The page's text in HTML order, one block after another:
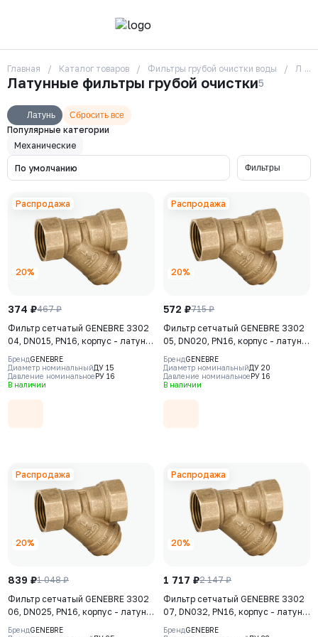
О компании
Контакты
Отзывы
Сотрудники
Вакансии
Доставка
Оплата
Вопрос-ответ
Гарантии
Новости
Реквизиты
+7 (495) 215-24-81zakaz325@ks-rus.com
Пункт выдачи заказов
Главная Каталог товаров Фильтры грубой очистки воды
Латунные фильтры грубой очистки5
Латунь Сбросить все
Популярные категории
Механические
По умолчанию Фильтры
Распродажа
374 ₽467 ₽
20%
Фильтр сетчатый GENEBRE 3302
04, DN015, PN16, корпус - латунь
(CW617N), сетка - AISI 304,
ячейка - 0,5 мм, ВР/ВР, резьба
BSPP
БрендGENEBRE
Диаметр номинальныйДУ 15
Давление номинальноеРУ 16
В наличии
Распродажа
572 ₽715 ₽
20%
Фильтр сетчатый GENEBRE 3302
05, DN020, PN16, корпус - латунь
(CW617N), сетка - AISI 304,
ячейка - 0,5 мм, ВР/ВР, резьба
BSPP
БрендGENEBRE
Диаметр номинальныйДУ 20
Давление номинальноеРУ 16
В наличии
Распродажа
839 ₽1 048 ₽
20%
Фильтр сетчатый GENEBRE 3302
06, DN025, PN16, корпус - латунь
(CW617N), сетка - AISI 304,
БрендGENEBRE
Распродажа
1 717 ₽2 147 ₽
20%
Фильтр сетчатый GENEBRE 3302
07, DN032, PN16, корпус - латунь
(CW617N), сетка - AISI 304,
БрендGENEBRE